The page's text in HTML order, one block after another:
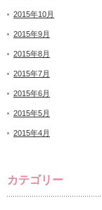
2015年10月
2015年9月
2015年8月
2015年7月
2015年6月
2015年5月
2015年4月
カテゴリー